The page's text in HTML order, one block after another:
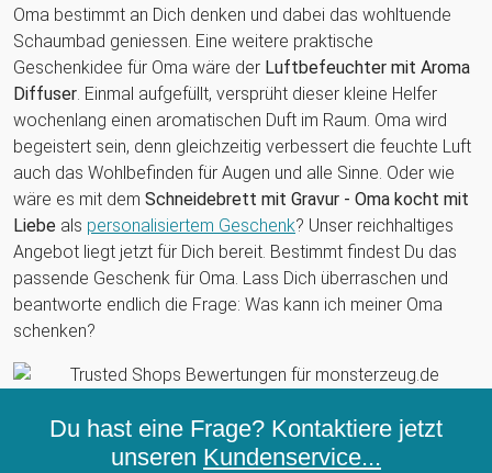
Oma bestimmt an Dich denken und dabei das wohltuende
Schaumbad geniessen. Eine weitere praktische
Geschenkidee für Oma wäre der Luftbefeuchter mit Aroma
Diffuser . Einmal aufgefüllt, versprüht dieser kleine Helfer
wochenlang einen aromatischen Duft im Raum. Oma wird
begeistert sein, denn gleichzeitig verbessert die feuchte Luft
auch das Wohlbefinden für Augen und alle Sinne. Oder wie
wäre es mit dem Schneidebrett mit Gravur - Oma kocht mit
Liebe als personalisiertem Geschenk? Unser reichhaltiges
Angebot liegt jetzt für Dich bereit. Bestimmt findest Du das
passende Geschenk für Oma. Lass Dich überraschen und
beantworte endlich die Frage: Was kann ich meiner Oma
schenken?
Du hast eine Frage? Kontaktiere jetzt
unseren Kundenservice...